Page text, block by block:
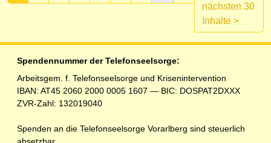
nächsten 30
Inhalte >
Spendennummer der Telefonseelsorge:
Arbeitsgem. f. Telefonseelsorge und Krisenintervention
IBAN: AT45 2060 2000 0005 1607 — BIC: DOSPAT2DXXX
ZVR-Zahl: 132019040
Spenden an die Telefonseelsorge Vorarlberg sind steuerlich